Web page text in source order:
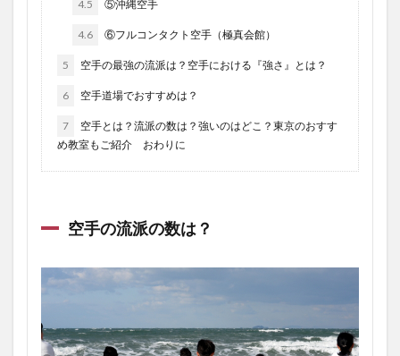
4.5 ⑤沖縄空手
4.6 ⑥フルコンタクト空手（極真会館）
5 空手の最強の流派は？空手における『強さ』とは？
6 空手道場でおすすめは？
7
空手とは？流派の数は？強いのはどこ？東京のおすす
め教室もご紹介 おわりに
空手の流派の数は？